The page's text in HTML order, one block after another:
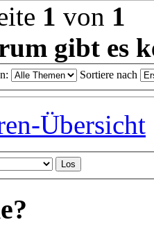
1 von 1
gibt es
Sortiere nach
Übersicht